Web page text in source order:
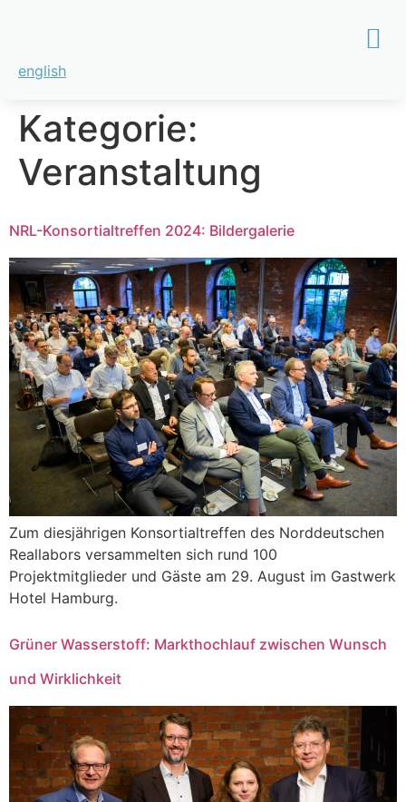
english
Kategorie:
Veranstaltung
NRL-Konsortialtreffen 2024: Bildergalerie
Zum diesjährigen Konsortialtreffen des Norddeutschen
Reallabors versammelten sich rund 100
Projektmitglieder und Gäste am 29. August im Gastwerk
Hotel Hamburg.
Grüner Wasserstoff: Markthochlauf zwischen Wunsch
und Wirklichkeit